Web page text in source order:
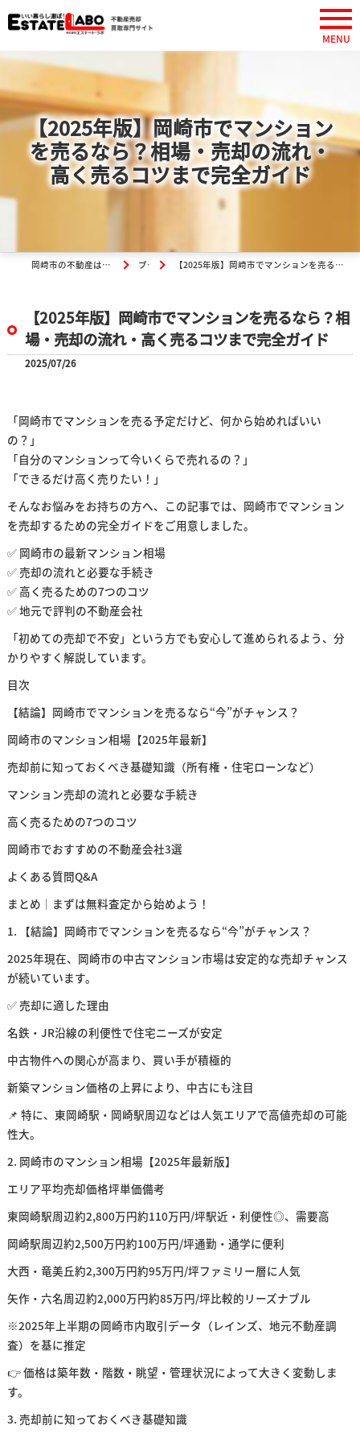
【2025年版】岡崎市でマンション
を売るなら？相場・売却の流れ・
高く売るコツまで完全ガイド
岡崎市の不動産は株式会社エステート・ラボ ブログ 【2025年版】岡崎市でマンションを売るなら？相場・売却の流れ・高く売るコツまで完全ガイド
【2025年版】岡崎市でマンションを売るなら？相
場・売却の流れ・高く売るコツまで完全ガイド
2025/07/26
「岡崎市でマンションを売る予定だけど、何から始めればいい
の？」
「自分のマンションって今いくらで売れるの？」
「できるだけ高く売りたい！」
そんなお悩みをお持ちの方へ、この記事では、岡崎市でマンション
を売却するための完全ガイドをご用意しました。
✅ 岡崎市の最新マンション相場
✅ 売却の流れと必要な手続き
✅ 高く売るための7つのコツ
✅ 地元で評判の不動産会社
「初めての売却で不安」という方でも安心して進められるよう、分
かりやすく解説しています。
目次
【結論】岡崎市でマンションを売るなら“今”がチャンス？
岡崎市のマンション相場【2025年最新】
売却前に知っておくべき基礎知識（所有権・住宅ローンなど）
マンション売却の流れと必要な手続き
高く売るための7つのコツ
岡崎市でおすすめの不動産会社3選
よくある質問Q&A
まとめ｜まずは無料査定から始めよう！
1. 【結論】岡崎市でマンションを売るなら“今”がチャンス？
2025年現在、岡崎市の中古マンション市場は安定的な売却チャンス
が続いています。
✅ 売却に適した理由
名鉄・JR沿線の利便性で住宅ニーズが安定
中古物件への関心が高まり、買い手が積極的
新築マンション価格の上昇により、中古にも注目
📌 特に、東岡崎駅・岡崎駅周辺などは人気エリアで高値売却の可能
性大。
2. 岡崎市のマンション相場【2025年最新版】
エリア平均売却価格坪単価備考
東岡崎駅周辺約2,800万円約110万円/坪駅近・利便性◎、需要高
岡崎駅周辺約2,500万円約100万円/坪通勤・通学に便利
大西・竜美丘約2,300万円約95万円/坪ファミリー層に人気
矢作・六名周辺約2,000万円約85万円/坪比較的リーズナブル
※2025年上半期の岡崎市内取引データ（レインズ、地元不動産調
査）を基に推定
👉 価格は築年数・階数・眺望・管理状況によって大きく変動しま
す。
3. 売却前に知っておくべき基礎知識